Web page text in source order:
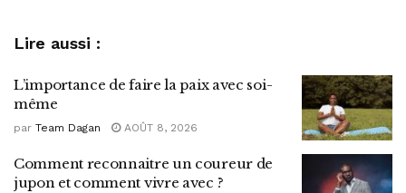
Lire aussi :
L’importance de faire la paix avec soi-
même
par Team Dagan AOÛT 8, 2026
Comment reconnaitre un coureur de
jupon et comment vivre avec ?